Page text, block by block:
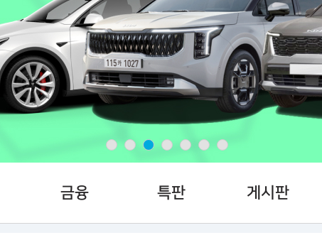
금융 특판 게시판